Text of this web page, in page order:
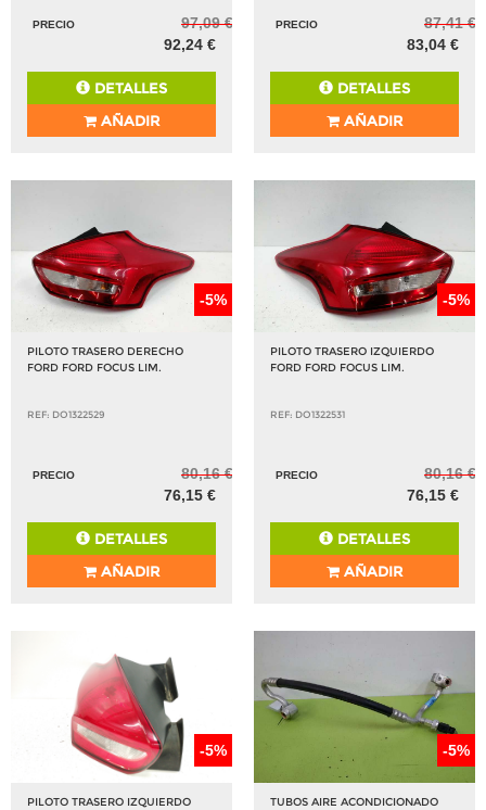
PRECIO
97,09 €
92,24 €
DETALLES
AÑADIR
PRECIO
87,41 €
83,04 €
DETALLES
AÑADIR
-5%
PILOTO TRASERO DERECHO
FORD FORD FOCUS LIM.
REF: DO1322529
PRECIO
80,16 €
76,15 €
DETALLES
AÑADIR
-5%
PILOTO TRASERO IZQUIERDO
FORD FORD FOCUS LIM.
REF: DO1322531
PRECIO
80,16 €
76,15 €
DETALLES
AÑADIR
-5%
PILOTO TRASERO IZQUIERDO
-5%
TUBOS AIRE ACONDICIONADO